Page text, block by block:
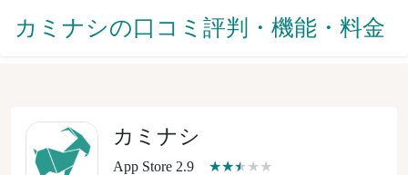
カミナシの口コミ評判・機能・料金
カミナシ
App Store 2.9